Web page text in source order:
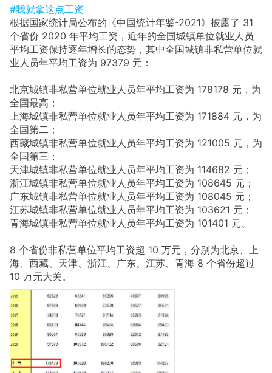
#我就拿这点工资
根据国家统计局公布的《中国统计年鉴-2021》披露了 31
个省份 2020 年平均工资，近年的全国城镇单位就业人员
平均工资保持逐年增长的态势，其中全国城镇非私营单位就
业人员年平均工资为 97379 元：
北京城镇非私营单位就业人员年平均工资为 178178 元，为
全国最高；
上海城镇非私营单位就业人员年平均工资为 171884 元，为
全国第二；
西藏城镇非私营单位就业人员年平均工资为 121005 元，为
全国第三；
天津城镇非私营单位就业人员年平均工资为 114682 元；
浙江城镇非私营单位就业人员年平均工资为 108645 元；
广东城镇非私营单位就业人员年平均工资为 108045 元；
江苏城镇非私营单位就业人员年平均工资为 103621 元；
青海城镇非私营单位就业人员年平均工资为 101401 元、
8 个省份非私营单位平均工资超 10 万元，分别为北京、上
海、西藏、天津、浙江、广东、江苏、青海 8 个省份超过
10 万元大关。